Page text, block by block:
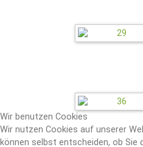
Wir benutzen Cookies
Wir nutzen Cookies auf unserer
können selbst entscheiden, ob